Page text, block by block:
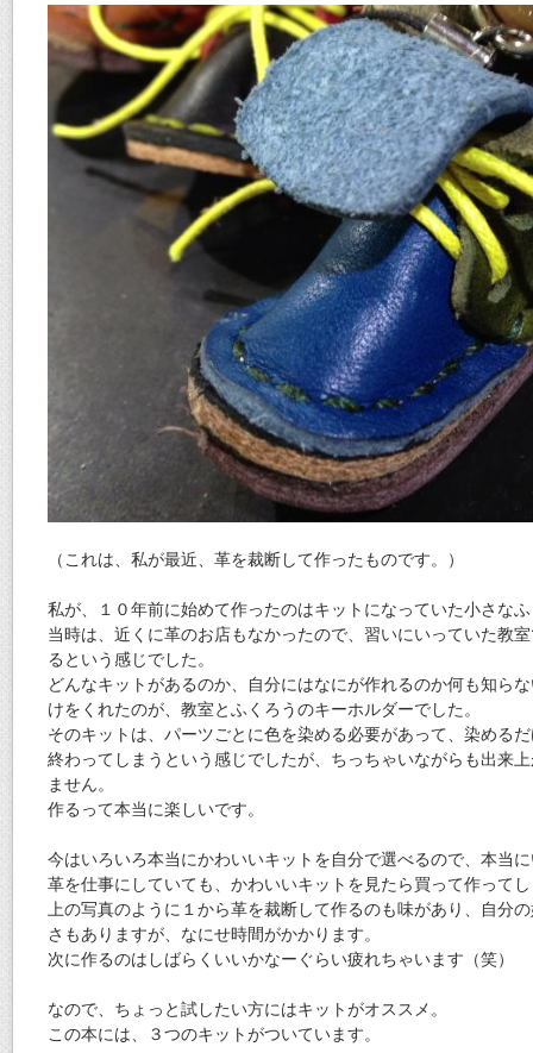
（これは、私が最近、革を裁断して作ったものです。）
私が、１０年前に始めて作ったのはキットになっていた小さな
当時は、近くに革のお店もなかったので、習いにいっていた教
るという感じでした。
どんなキットがあるのか、自分にはなにが作れるのか何も知ら
けをくれたのが、教室とふくろうのキーホルダーでした。
そのキットは、パーツごとに色を染める必要があって、染める
終わってしまうという感じでしたが、ちっちゃいながらも出来
ません。
作るって本当に楽しいです。
今はいろいろ本当にかわいいキットを自分で選べるので、本当
革を仕事にしていても、かわいいキットを見たら買って作って
上の写真のように１から革を裁断して作るのも味があり、自分
さもありますが、なにせ時間がかかります。
次に作るのはしばらくいいかなーぐらい疲れちゃいます（笑）
なので、ちょっと試したい方にはキットがオススメ。
この本には、３つのキットがついています。